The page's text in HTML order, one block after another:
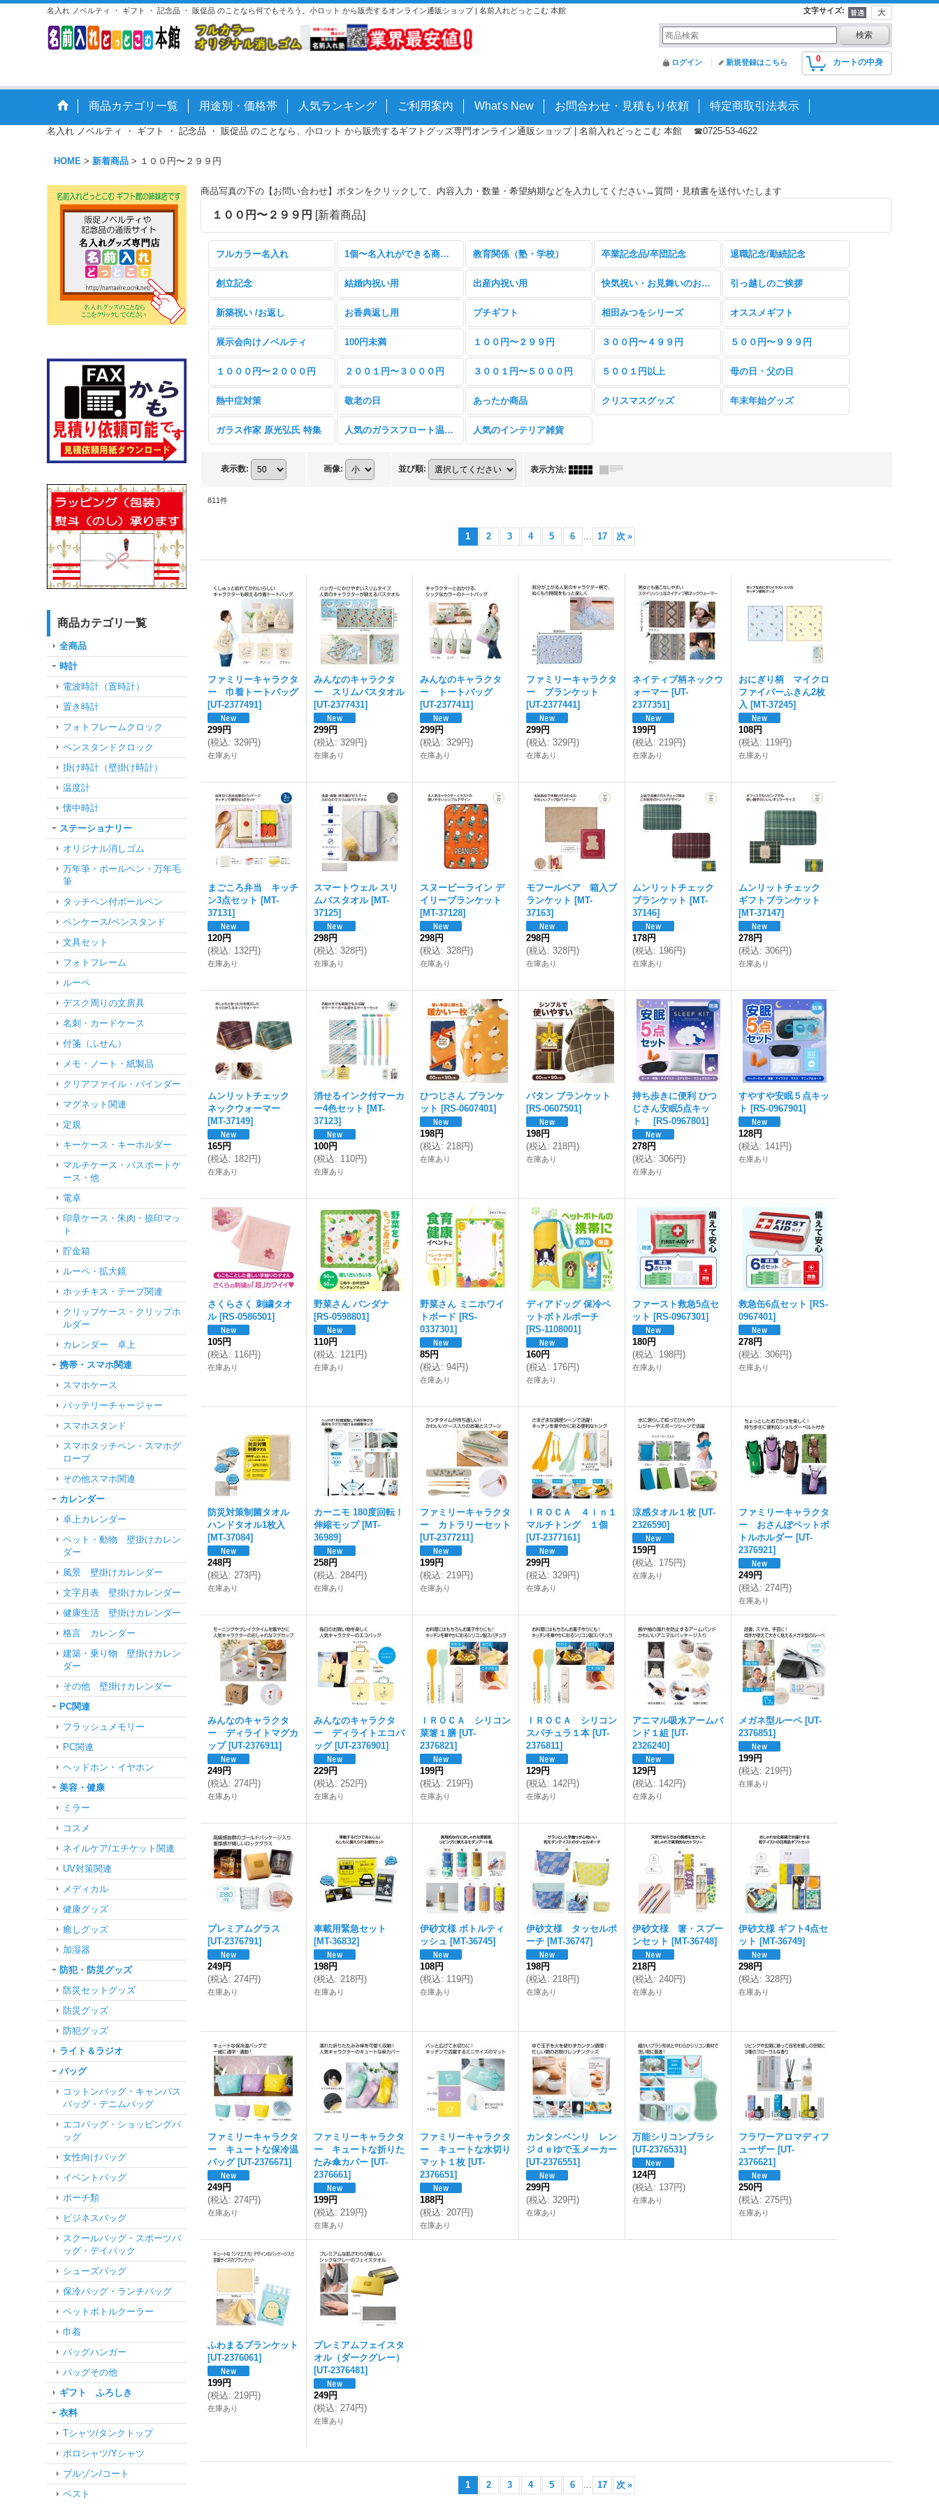
名入れ ノベルティ ・ ギフト ・ 記念品 ・ 販促品 のことなら何でもそろう。小ロット から販売するオンライン通販ショップ | 名前入れどっとこむ 本館 文字サイズ:
0 カートの中身
ログイン 新規登録はこちら
商品カテゴリ一覧 用途別・価格帯 人気ランキング ご利用案内 What's New お問合わせ・見積もり依頼 特定商取引法表示
名入れ ノベルティ ・ ギフト ・ 記念品 ・ 販促品 のことなら、小ロット から販売するギフトグッズ専門オンライン通販ショップ | 名前入れどっとこむ 本館 ☎0725-53-4622
HOME > 新着商品 > １００円〜２９９円
商品カテゴリ一覧
全商品
時計
電波時計（置時計）
置き時計
フォトフレームクロック
ペンスタンドクロック
掛け時計（壁掛け時計）
温度計
懐中時計
ステーショナリー
オリジナル消しゴム
万年筆・ボールペン・万年毛
筆
タッチペン付ボールペン
ペンケース/ペンスタンド
文具セット
フォトフレーム
ルーペ
デスク周りの文房具
名刺・カードケース
付箋（ふせん）
メモ・ノート・紙製品
クリアファイル・バインダー
マグネット関連
定規
キーケース・キーホルダー
マルチケース・パスポートケ
ース・他
電卓
印章ケース・朱肉・捺印マッ
ト
貯金箱
ルーペ・拡大鏡
ホッチキス・テープ関連
クリップケース・クリップホ
ルダー
カレンダー 卓上
携帯・スマホ関連
スマホケース
バッテリーチャージャー
スマホスタンド
スマホタッチペン・スマホグ
ローブ
その他スマホ関連
カレンダー
卓上カレンダー
ペット・動物 壁掛けカレン
ダー
風景 壁掛けカレンダー
文字月表 壁掛けカレンダー
健康生活 壁掛けカレンダー
格言 カレンダー
建築・乗り物 壁掛けカレン
ダー
その他 壁掛けカレンダー
PC関連
フラッシュメモリー
PC関連
ヘッドホン・イヤホン
美容・健康
ミラー
コスメ
ネイルケア/エチケット関連
UV対策関連
メディカル
健康グッズ
癒しグッズ
加湿器
防犯・防災グッズ
防災セットグッズ
防災グッズ
防犯グッズ
ライト＆ラジオ
バッグ
コットンバッグ・キャンパス
バッグ・デニムバッグ
エコバッグ・ショッピングバ
ッグ
女性向けバッグ
イベントバッグ
ポーチ類
ビジネスバッグ
スクールバッグ・スポーツバ
ッグ・デイパック
シューズバッグ
保冷バッグ・ランチバッグ
ペットボトルクーラー
巾着
バッグハンガー
バッグその他
ギフト ふろしき
衣料
Tシャツ/タンクトップ
ポロシャツ/Yシャツ
ブルゾン/コート
ベスト
商品写真の下の【お問い合わせ】ボタンをクリックして、内容入力・数量・希望納期などを入力してください→質問・見積書を送付いたします
１００円〜２９９円 [新着商品]
フルカラー名入れ 1個〜名入れができる商品特集 教育関係（塾・学校） 卒業記念品/卒団記念 退職記念/勤続記念
創立記念 結婚内祝い用 出産内祝い用 快気祝い・お見舞いのお返し 引っ越しのご挨拶
新築祝い /お返し お香典返し用 プチギフト 相田みつをシリーズ オススメギフト
展示会向けノベルティ 100円未満 １００円〜２９９円 ３００円〜４９９円 ５００円〜９９９円
１０００円〜２０００円 ２００１円〜３０００円 ３００１円〜５０００円 ５００１円以上 母の日・父の日
熱中症対策 敬老の日 あったか商品 クリスマスグッズ 年末年始グッズ
ガラス作家 原光弘氏 特集 人気のガラスフロート温度計 人気のインテリア雑貨
表示数: 画像: 並び順: 表示方法:
811件
1 2 3 4 5 6 ... 17 次 »
ファミリーキャラクタ
ー 巾着トートバッグ
[UT-2377491]
299円
(税込: 329円)
在庫あり
みんなのキャラクタ
ー スリムバスタオル
[UT-2377431]
299円
(税込: 329円)
在庫あり
みんなのキャラクタ
ー トートバッグ
[UT-2377411]
299円
(税込: 329円)
在庫あり
ファミリーキャラクタ
ー ブランケット
[UT-2377441]
299円
(税込: 329円)
在庫あり
ネイティブ柄ネックウ
ォーマー [UT-
2377351]
199円
(税込: 219円)
在庫あり
おにぎり柄 マイクロ
ファイバーふきん2枚
入 [MT-37245]
108円
(税込: 119円)
在庫あり
まごころ弁当 キッチ
ン3点セット [MT-
37131]
120円
(税込: 132円)
在庫あり
スマートウェル スリ
ムバスタオル [MT-
37125]
298円
(税込: 328円)
在庫あり
スヌーピーライン デ
イリーブランケット
[MT-37128]
298円
(税込: 328円)
在庫あり
モフールベア 箱入ブ
ランケット [MT-
37163]
298円
(税込: 328円)
在庫あり
ムンリットチェック
ブランケット [MT-
37146]
178円
(税込: 196円)
在庫あり
ムンリットチェック
ギフトブランケット
[MT-37147]
278円
(税込: 306円)
在庫あり
ムンリットチェック
ネックウォーマー
[MT-37149]
165円
(税込: 182円)
在庫あり
消せるインク付マーカ
ー4色セット [MT-
37123]
100円
(税込: 110円)
在庫あり
ひつじさん ブランケ
ット [RS-0607401]
198円
(税込: 218円)
在庫あり
パタン ブランケット
[RS-0607501]
198円
(税込: 218円)
在庫あり
持ち歩きに便利 ひつ
じさん安眠5点キッ
ト
[RS-0967801]
278円
(税込: 306円)
在庫あり
すやすや安眠５点キッ
ト [RS-0967901]
128円
(税込: 141円)
在庫あり
さくらさく 刺繍タオ
ル [RS-0586501]
105円
(税込: 116円)
在庫あり
野菜さん バンダナ
[RS-0598801]
110円
(税込: 121円)
在庫あり
野菜さん ミニホワイ
トボード [RS-
0337301]
85円
(税込: 94円)
在庫あり
ディアドッグ 保冷ペ
ットボトルポーチ
[RS-1108001]
160円
(税込: 176円)
在庫あり
ファースト救急5点セ
ット [RS-0967301]
180円
(税込: 198円)
在庫あり
救急缶6点セット [RS-
0967401]
278円
(税込: 306円)
在庫あり
防災対策制菌タオル
ハンドタオル1枚入
[MT-37084]
248円
(税込: 273円)
在庫あり
カーニモ 180度回転！
伸縮モップ [MT-
36989]
258円
(税込: 284円)
在庫あり
ファミリーキャラクタ
ー カトラリーセット
[UT-2377211]
199円
(税込: 219円)
在庫あり
ＩＲＯＣＡ ４ｉｎ１
マルチトング １個
[UT-2377161]
299円
(税込: 329円)
在庫あり
涼感タオル１枚 [UT-
2326590]
159円
(税込: 175円)
在庫あり
ファミリーキャラクタ
ー おさんぽペットボ
トルホルダー [UT-
2376921]
249円
(税込: 274円)
在庫あり
みんなのキャラクタ
ー ディライトマグカ
ップ [UT-2376911]
249円
(税込: 274円)
在庫あり
みんなのキャラクタ
ー ディライトエコバ
ッグ [UT-2376901]
229円
(税込: 252円)
在庫あり
ＩＲＯＣＡ シリコン
菜箸１膳 [UT-
2376821]
199円
(税込: 219円)
在庫あり
ＩＲＯＣＡ シリコン
スパチュラ１本 [UT-
2376811]
129円
(税込: 142円)
在庫あり
アニマル吸水アームバ
ンド１組 [UT-
2326240]
129円
(税込: 142円)
在庫あり
メガネ型ルーペ [UT-
2376851]
199円
(税込: 219円)
在庫あり
プレミアムグラス
[UT-2376791]
249円
(税込: 274円)
在庫あり
車載用緊急セット
[MT-36832]
198円
(税込: 218円)
在庫あり
伊砂文様 ボトルティ
ッシュ [MT-36745]
108円
(税込: 119円)
在庫あり
伊砂文様 タッセルポ
ーチ [MT-36747]
198円
(税込: 218円)
在庫あり
伊砂文様 箸・スプー
ンセット [MT-36748]
218円
(税込: 240円)
在庫あり
伊砂文様 ギフト4点セ
ット [MT-36749]
298円
(税込: 328円)
在庫あり
ファミリーキャラクタ
ー キュートな保冷温
バッグ [UT-2376671]
249円
(税込: 274円)
在庫あり
ファミリーキャラクタ
ー キュートな折りた
たみ傘カバー [UT-
2376661]
199円
(税込: 219円)
在庫あり
ファミリーキャラクタ
ー キュートな水切り
マット１枚 [UT-
2376651]
188円
(税込: 207円)
在庫あり
カンタンベンリ レン
ジｄｅゆで玉メーカー
[UT-2376551]
299円
(税込: 329円)
在庫あり
万能シリコンブラシ
[UT-2376531]
124円
(税込: 137円)
在庫あり
フラワーアロマディフ
ューザー [UT-
2376621]
250円
(税込: 275円)
在庫あり
ふわまるブランケット
[UT-2376061]
199円
(税込: 219円)
在庫あり
プレミアムフェイスタ
オル（ダークグレー）
[UT-2376481]
249円
(税込: 274円)
在庫あり
1 2 3 4 5 6 ... 17 次 »